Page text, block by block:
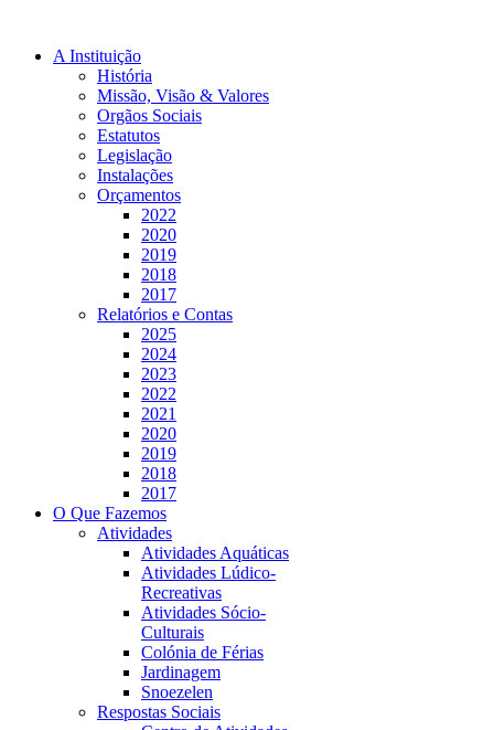
A Instituição
História
Missão, Visão & Valores
Orgãos Sociais
Estatutos
Legislação
Instalações
Orçamentos
2022
2020
2019
2018
2017
Relatórios e Contas
2025
2024
2023
2022
2021
2020
2019
2018
2017
O Que Fazemos
Atividades
Atividades Aquáticas
Atividades Lúdico-
Recreativas
Atividades Sócio-
Culturais
Colónia de Férias
Jardinagem
Snoezelen
Respostas Sociais